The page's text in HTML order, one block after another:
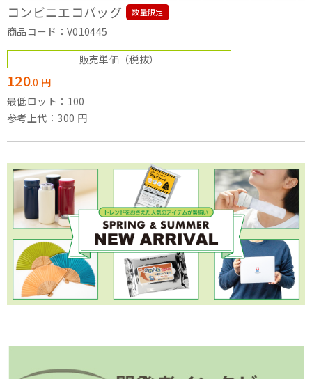
コンビニエコバッグ 数量限定
商品コード：V010445
販売単価 （税抜）
120.0 円
最低ロット：100
参考上代：300 円